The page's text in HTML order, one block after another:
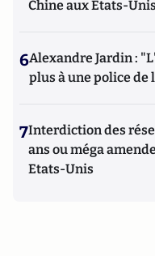
Chine aux Etats-Unis
6Alexandre Jardin :
plus à une police de
7Interdiction des
ans ou méga
Etats-Unis